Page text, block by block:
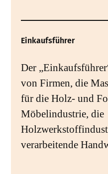
Einkaufsführer
Der
von Firmen, die
für die Holz- und
Möbelindustrie, die
verarbeitende